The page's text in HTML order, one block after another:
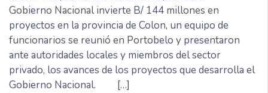
Gobierno Nacional invierte B/ 144 millones en
proyectos en la provincia de Colon, un equipo de
funcionarios se reunió en Portobelo y presentaron
ante autoridades locales y miembros del sector
privado, los avances de los proyectos que desarrolla el
Gobierno Nacional. […]